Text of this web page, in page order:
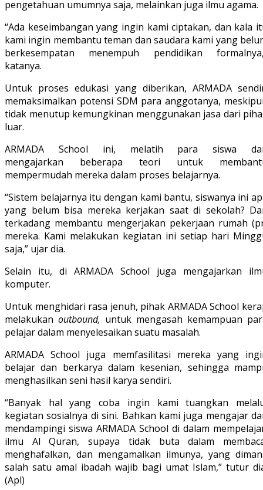
pengetahuan umumnya saja, melainkan juga ilmu agama.
“Ada keseimbangan yang ingin kami ciptakan, dan kala
kami ingin membantu teman dan saudara kami yang
berkesempatan menempuh pendidikan
katanya.
Untuk proses edukasi yang diberikan, ARMADA
memaksimalkan potensi SDM para anggotanya,
tidak menutup kemungkinan menggunakan jasa dari
luar.
ARMADA School ini, melatih para siswa
mengajarkan beberapa teori untuk
mempermudah mereka dalam proses belajarnya.
“Sistem belajarnya itu dengan kami bantu, siswanya ini
yang belum bisa mereka kerjakan saat di sekolah?
terkadang membantu mengerjakan pekerjaan rumah
mereka. Kami melakukan kegiatan ini setiap hari
saja,” ujar dia.
Selain itu, di ARMADA School juga mengajarkan
komputer.
Untuk menghidari rasa jenuh, pihak ARMADA School
melakukan outbound, untuk mengasah kemampuan
pelajar dalam menyelesaikan suatu masalah.
ARMADA School juga memfasilitasi mereka yang
belajar dan berkarya dalam kesenian, sehingga
menghasilkan seni hasil karya sendiri.
“Banyak hal yang coba ingin kami tuangkan
kegiatan sosialnya di sini. Bahkan kami juga mengajar
mendampingi siswa ARMADA School di dalam
ilmu Al Quran, supaya tidak buta dalam
menghafalkan, dan mengamalkan ilmunya, yang
salah satu amal ibadah wajib bagi umat Islam,” tutur
(Apl)